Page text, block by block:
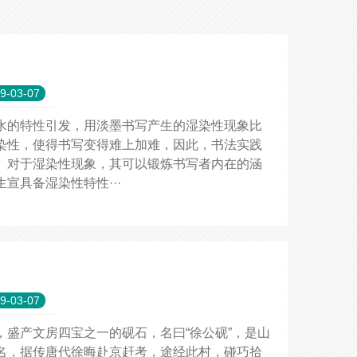
03-07
特性引发，用淡墨书写产生的湿染性现象比
，使得书写变得难上加难，因此，书法实践
于湿染性现象，其可以锻炼书写者内在的涵
具备湿染性特性···
03-07
产文房四宝之一的砚石，名曰“徐公砚”，是山
据传唐代徐晦赴京赶考，途经此村，碰巧拾